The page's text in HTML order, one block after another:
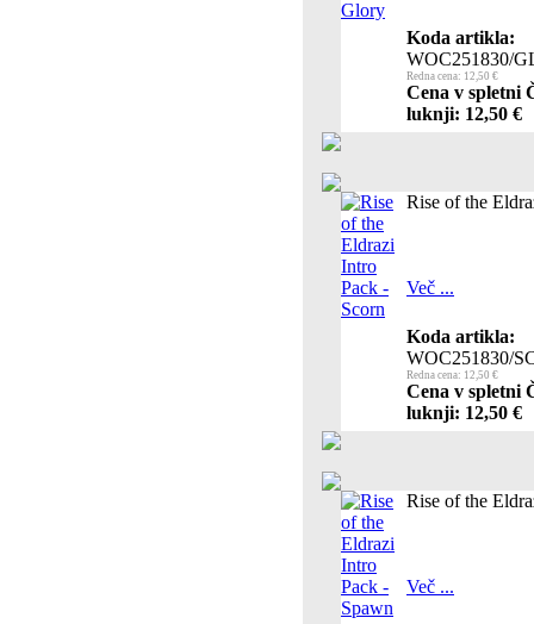
Koda artikla:
WOC251830/
Redna cena: 12,50 €
Cena v spletni
luknji: 12,50 €
Rise of the
Več ...
Koda artikla:
WOC251830/
Redna cena: 12,50 €
Cena v spletni
luknji: 12,50 €
Rise of the
Več ...